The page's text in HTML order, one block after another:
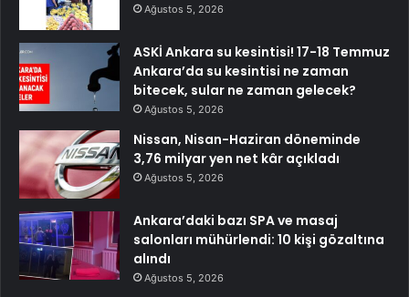
Ağustos 5, 2026
ASKİ Ankara su kesintisi! 17-18 Temmuz
Ankara’da su kesintisi ne zaman
bitecek, sular ne zaman gelecek?
Ağustos 5, 2026
Nissan, Nisan-Haziran döneminde
3,76 milyar yen net kâr açıkladı
Ağustos 5, 2026
Ankara’daki bazı SPA ve masaj
salonları mühürlendi: 10 kişi gözaltına
alındı
Ağustos 5, 2026